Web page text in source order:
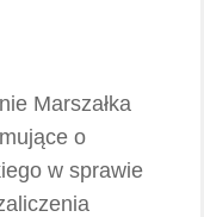
Marszałka
o
w sprawie